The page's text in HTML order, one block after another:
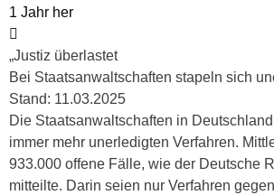
1 Jahr her
„Justiz überlastet
Bei Staatsanwaltschaften stapeln sich
Stand: 11.03.2025
Die Staatsanwaltschaften in
immer mehr unerledigten Verfahren.
933.000 offene Fälle, wie der Deutsche
mitteilte. Darin seien nur Verfahren